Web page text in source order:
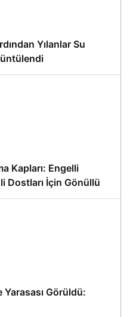
Yılanlar Su
Kapları: Engelli
Dostları İçin Gönüllü
Yarasası Görüldü: